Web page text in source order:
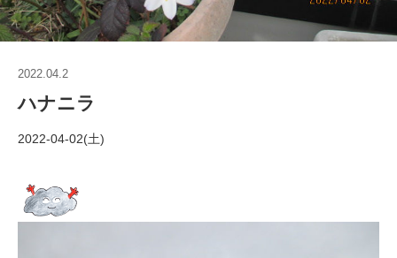
2022.04.2
ハナニラ
2022-04-02(土)